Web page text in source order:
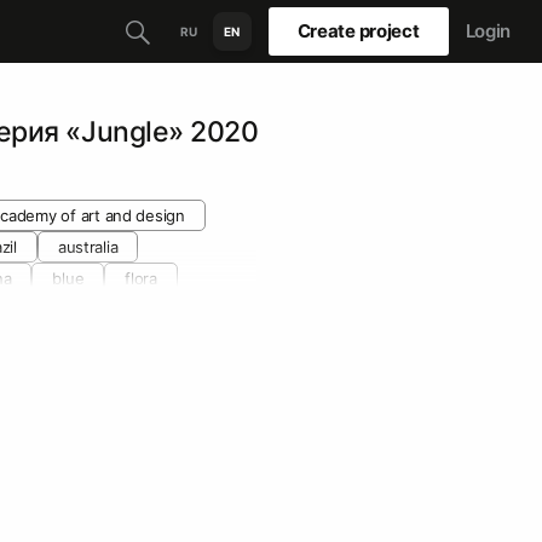
RU EN Create project Login
«Jungle» 2020
of art and design
australia
blue
flora